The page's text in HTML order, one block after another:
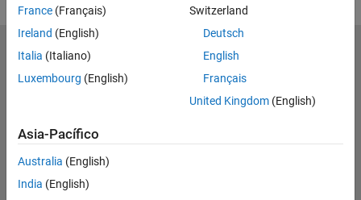
France (Français)
Ireland (English)
Italia (Italiano)
Luxembourg (English)
Switzerland
Deutsch
English
Français
United Kingdom(English)
Asia-Pacífico
Australia (English)
India (English)
MathWorks
Probar o comprar
Aprender a utilizar